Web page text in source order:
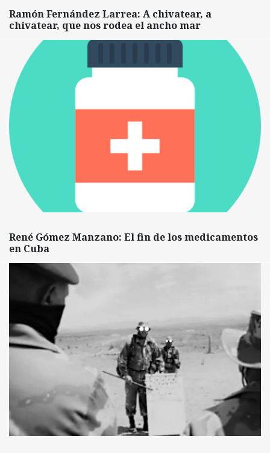
Ramón Fernández Larrea: A chivatear, a
chivatear, que nos rodea el ancho mar
René Gómez Manzano: El fin de los medicamentos
en Cuba